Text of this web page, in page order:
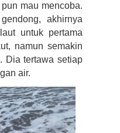
mau mencoba.
akhirnya
untuk pertama
namun semakin
Dia tertawa setiap
air.